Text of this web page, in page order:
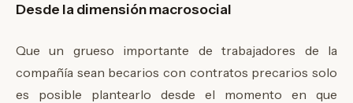
Desde la dimensión macrosocial
Que un grueso importante de trabajadores de la
compañía sean becarios con contratos precarios solo
es posible plantearlo desde el momento en que